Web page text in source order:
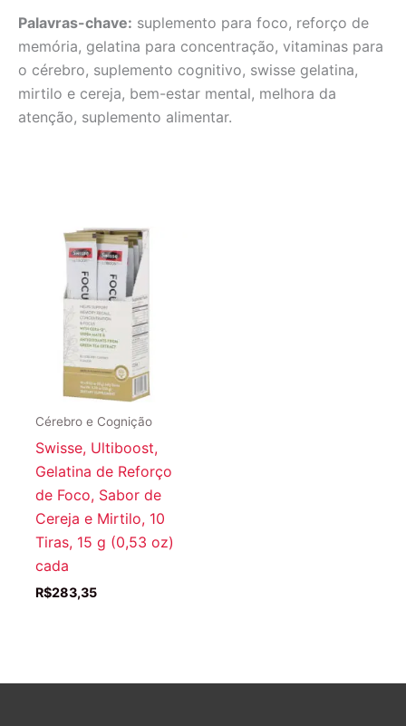
Palavras-chave: suplemento para foco, reforço de
memória, gelatina para concentração, vitaminas para
o cérebro, suplemento cognitivo, swisse gelatina,
mirtilo e cereja, bem-estar mental, melhora da
atenção, suplemento alimentar.
Cérebro e Cognição
Swisse, Ultiboost,
Gelatina de Reforço
de Foco, Sabor de
Cereja e Mirtilo, 10
Tiras, 15 g (0,53 oz)
cada
R$283,35